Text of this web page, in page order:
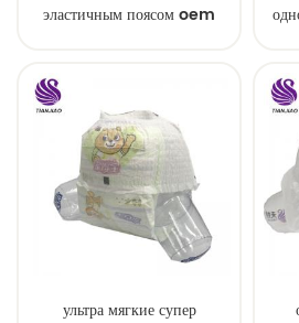
эластичным поясом oem
ультра мягкие супер